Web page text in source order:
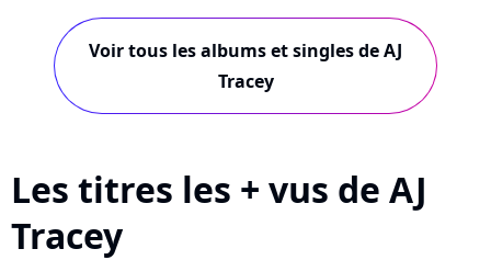
Voir tous les albums et singles de AJ
Tracey
Les titres les + vus de AJ
Tracey